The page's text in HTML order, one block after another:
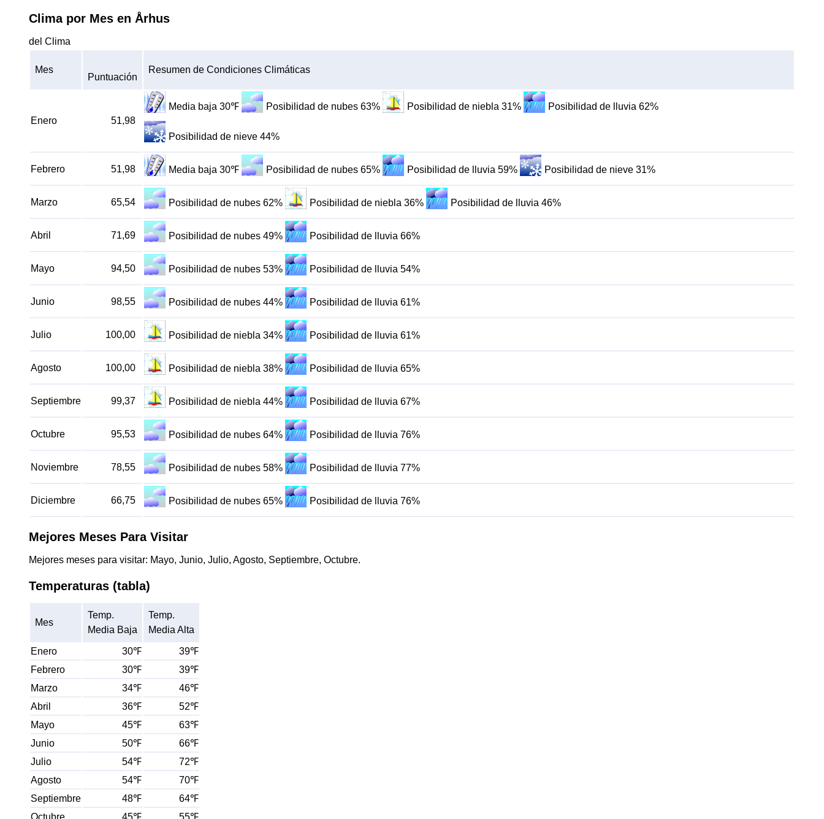
Clima por Mes en Århus
del Clima
Mes
Puntuación
Resumen de Condiciones Climáticas
Enero 51,98
Media baja 30℉ Posibilidad de nubes 63% Posibilidad de niebla 31% Posibilidad de lluvia 62%
Posibilidad de nieve 44%
Febrero 51,98 Media baja 30℉ Posibilidad de nubes 65% Posibilidad de lluvia 59% Posibilidad de nieve 31%
Marzo 65,54 Posibilidad de nubes 62% Posibilidad de niebla 36% Posibilidad de lluvia 46%
Abril 71,69 Posibilidad de nubes 49% Posibilidad de lluvia 66%
Mayo 94,50 Posibilidad de nubes 53% Posibilidad de lluvia 54%
Junio 98,55 Posibilidad de nubes 44% Posibilidad de lluvia 61%
Julio 100,00 Posibilidad de niebla 34% Posibilidad de lluvia 61%
Agosto 100,00 Posibilidad de niebla 38% Posibilidad de lluvia 65%
Septiembre 99,37 Posibilidad de niebla 44% Posibilidad de lluvia 67%
Octubre 95,53 Posibilidad de nubes 64% Posibilidad de lluvia 76%
Noviembre 78,55 Posibilidad de nubes 58% Posibilidad de lluvia 77%
Diciembre 66,75 Posibilidad de nubes 65% Posibilidad de lluvia 76%
Mejores Meses Para Visitar
Mejores meses para visitar: Mayo, Junio, Julio, Agosto, Septiembre, Octubre.
Temperaturas (tabla)
Mes
Temp.
Media Baja
Temp.
Media Alta
Enero 30℉
39℉
Febrero
30℉
39℉
Marzo
34℉
46℉
Abril
36℉
52℉
Mayo
45℉
63℉
Junio
50℉
66℉
Julio
54℉
72℉
Agosto
54℉
70℉
Septiembre
48℉
64℉
Octubre
45℉ 55℉